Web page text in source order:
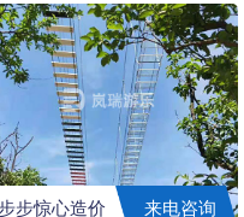
步步惊心造价 来电咨询